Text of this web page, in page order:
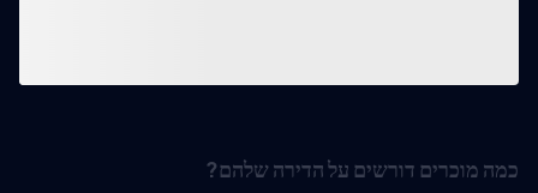
כמה מוכרים דורשים על הדירה שלהם?